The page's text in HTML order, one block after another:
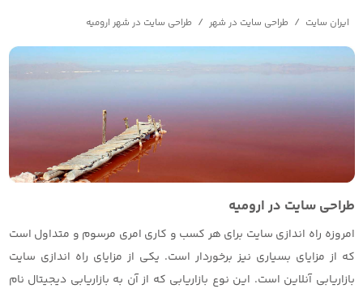
ایران سایت / طراحی سایت در شهر / طراحی سایت در شهر ارومیه
طراحی سایت در ارومیه
امروزه راه اندازی سایت برای هر کسب و کاری امری مرسوم و متداول است
که از مزایای بسیاری نیز برخوردار است. یکی از مزایای راه اندازی سایت
بازاریابی آنلاین است. این نوع بازاریابی که از آن به بازاریابی دیجیتال نام